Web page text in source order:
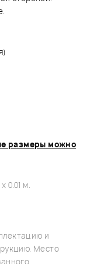
размеры можно
0.01 м.
и
Место